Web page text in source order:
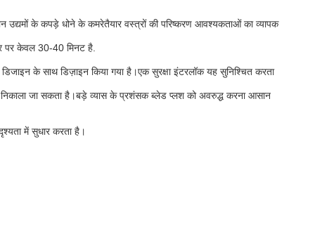
के कपड़े धोने के कमरेतैयार वस्त्रों की परिष्करण आवश्यकताओं का व्यापक
पर केवल 30-40 मिनट है.
के साथ डिज़ाइन किया गया है।एक सुरक्षा इंटरलॉक यह सुनिश्चित करता
जा सकता है।बड़े व्यास के प्रशंसक ब्लेड प्लश को अवरुद्ध करना आसान
में सुधार करता है।